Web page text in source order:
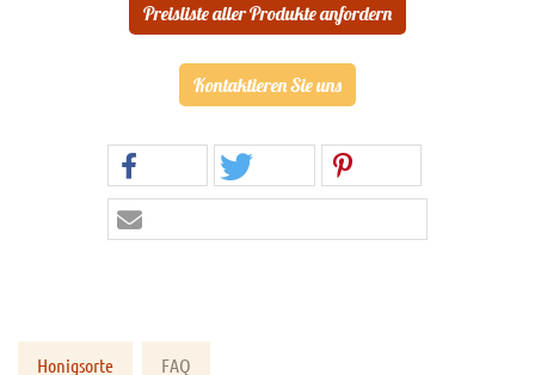
Preisliste aller Produkte anfordern
Kontaktieren Sie uns
Honigsorte FAQ